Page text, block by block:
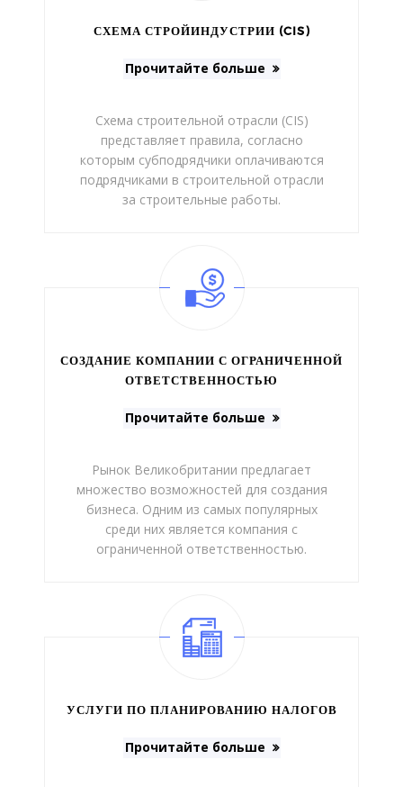
СХЕМА СТРОЙИНДУСТРИИ (CIS)
Прочитайте больше
Схема строительной отрасли (CIS)
представляет правила, согласно
которым субподрядчики оплачиваются
подрядчиками в строительной отрасли
за строительные работы.
СОЗДАНИЕ КОМПАНИИ С ОГРАНИЧЕННОЙ
ОТВЕТСТВЕННОСТЬЮ
Прочитайте больше
Рынок Великобритании предлагает
множество возможностей для создания
бизнеса. Одним из самых популярных
среди них является компания с
ограниченной ответственностью.
УСЛУГИ ПО ПЛАНИРОВАНИЮ НАЛОГОВ
Прочитайте больше